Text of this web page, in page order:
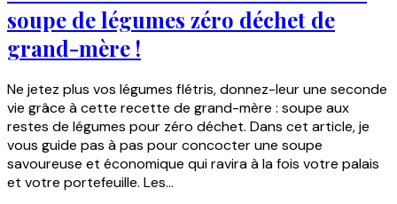
soupe de légumes zéro déchet de
grand-mère !
Ne jetez plus vos légumes flétris, donnez-leur une seconde
vie grâce à cette recette de grand-mère : soupe aux
restes de légumes pour zéro déchet. Dans cet article, je
vous guide pas à pas pour concocter une soupe
savoureuse et économique qui ravira à la fois votre palais
et votre portefeuille. Les...